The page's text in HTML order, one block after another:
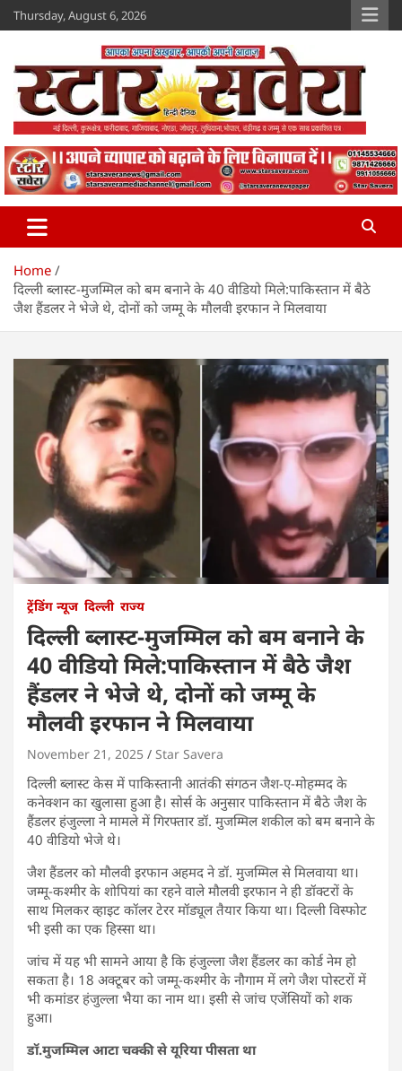
Skip
to
Thursday, August 6, 2026
Star Savera
www.starsavera.com
Home
दिल्ली ब्लास्ट-मुजम्मिल को बम बनाने के 40 वीडियो मिले:पाकिस्तान में बैठे
जैश हैंडलर ने भेजे थे, दोनों को जम्मू के मौलवी इरफान ने मिलवाया
ट्रेंडिंग न्यूज दिल्ली राज्य
दिल्ली ब्लास्ट-मुजम्मिल को बम बनाने के
40 वीडियो मिले:पाकिस्तान में बैठे जैश
हैंडलर ने भेजे थे, दोनों को जम्मू के
मौलवी इरफान ने मिलवाया
November 21, 2025 Star Savera
दिल्ली ब्लास्ट केस में पाकिस्तानी आतंकी संगठन जैश-ए-मोहम्मद के
कनेक्शन का खुलासा हुआ है। सोर्स के अनुसार पाकिस्तान में बैठे जैश के
हैंडलर हंजुल्ला ने मामले में गिरफ्तार डॉ. मुजम्मिल शकील को बम बनाने के
40 वीडियो भेजे थे।
जैश हैंडलर को मौलवी इरफान अहमद ने डॉ. मुजम्मिल से मिलवाया था।
जम्मू-कश्मीर के शोपियां का रहने वाले मौलवी इरफान ने ही डॉक्टरों के
साथ मिलकर व्हाइट कॉलर टेरर मॉड्यूल तैयार किया था। दिल्ली विस्फोट
भी इसी का एक हिस्सा था।
जांच में यह भी सामने आया है कि हंजुल्ला जैश हैंडलर का कोर्ड नेम हो
सकता है। 18 अक्टूबर को जम्मू-कश्मीर के नौगाम में लगे जैश पोस्टरों में
भी कमांडर हंजुल्ला भैया का नाम था। इसी से जांच एजेंसियों को शक
हुआ।
डॉ.मुजम्मिल आटा चक्की से यूरिया पीसता था